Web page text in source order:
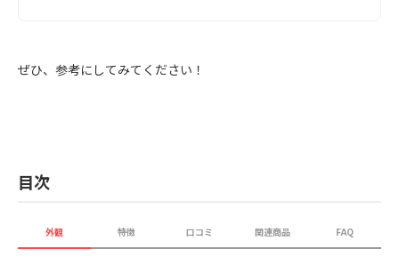
ぜひ、参考にしてみてください！
目次
外観 特徴 口コミ 関連商品 FAQ